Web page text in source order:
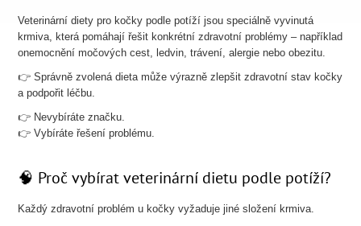
Veterinární diety pro kočky podle potíží jsou speciálně vyvinutá
krmiva, která pomáhají řešit konkrétní zdravotní problémy – například
onemocnění močových cest, ledvin, trávení, alergie nebo obezitu.
👉 Správně zvolená dieta může výrazně zlepšit zdravotní stav kočky
a podpořit léčbu.
👉 Nevybíráte značku.
👉 Vybíráte řešení problému.
🧠 Proč vybírat veterinární dietu podle potíží?
Každý zdravotní problém u kočky vyžaduje jiné složení krmiva.